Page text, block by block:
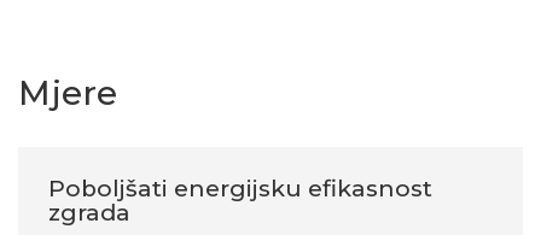
Mjere
Poboljšati energijsku efikasnost
zgrada